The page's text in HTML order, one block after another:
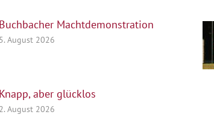
Buchbacher Machtdemonstration
5. August 2026
Knapp, aber glücklos
2. August 2026